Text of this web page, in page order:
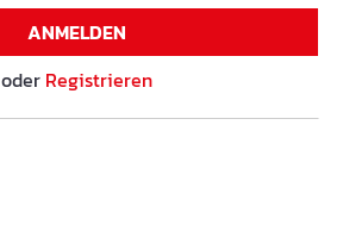
ANMELDEN
oder Registrieren